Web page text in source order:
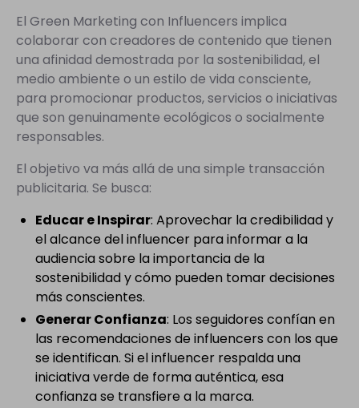
El Green Marketing con Influencers implica
colaborar con creadores de contenido que tienen
una afinidad demostrada por la sostenibilidad, el
medio ambiente o un estilo de vida consciente,
para promocionar productos, servicios o iniciativas
que son genuinamente ecológicos o socialmente
responsables.
El objetivo va más allá de una simple transacción
publicitaria. Se busca:
Educar e Inspirar: Aprovechar la credibilidad y
el alcance del influencer para informar a la
audiencia sobre la importancia de la
sostenibilidad y cómo pueden tomar decisiones
más conscientes.
Generar Confianza: Los seguidores confían en
las recomendaciones de influencers con los que
se identifican. Si el influencer respalda una
iniciativa verde de forma auténtica, esa
confianza se transfiere a la marca.